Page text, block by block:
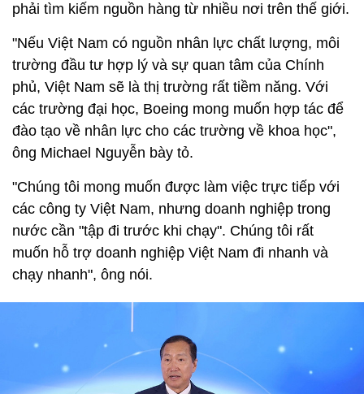
phải tìm kiếm nguồn hàng từ nhiều nơi trên thế giới.
"Nếu Việt Nam có nguồn nhân lực chất lượng, môi
trường đầu tư hợp lý và sự quan tâm của Chính
phủ, Việt Nam sẽ là thị trường rất tiềm năng. Với
các trường đại học, Boeing mong muốn hợp tác để
đào tạo về nhân lực cho các trường về khoa học",
ông Michael Nguyễn bày tỏ.
"Chúng tôi mong muốn được làm việc trực tiếp với
các công ty Việt Nam, nhưng doanh nghiệp trong
nước cần "tập đi trước khi chạy". Chúng tôi rất
muốn hỗ trợ doanh nghiệp Việt Nam đi nhanh và
chạy nhanh", ông nói.